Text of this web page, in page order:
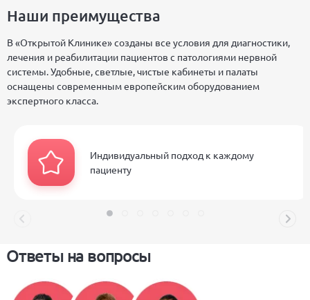
Ответы на вопросы
Наши преимущества
В «Открытой Клинике» созданы все условия для диагностики,
лечения и реабилитации пациентов с патологиями нервной
системы. Удобные, светлые, чистые кабинеты и палаты
оснащены современным европейским оборудованием
экспертного класса.
Индивидуальный подход к каждому
пациенту